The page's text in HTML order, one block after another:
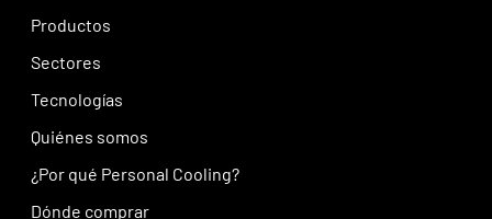
Productos
Sectores
Tecnologías
Quiénes somos
¿Por qué Personal Cooling?
Dónde comprar